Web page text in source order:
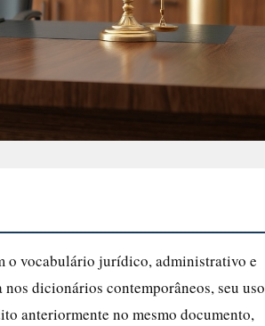
o vocabulário jurídico, administrativo e
dicionários contemporâneos, seu uso
anteriormente no mesmo documento,